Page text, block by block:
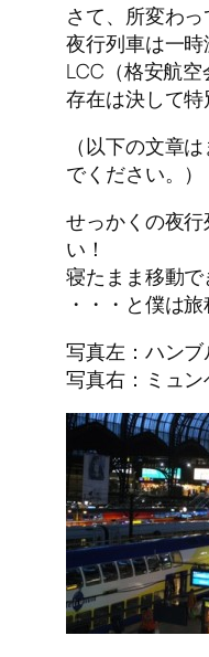
さて、所変わっ
夜行列車は一時
LCC（格安航
存在は決して特
（以下の文章
でください。）
せっかくの夜
い！
寝たまま移動で
・・・と僕は
写真左：ハンブ
写真右：ミュン